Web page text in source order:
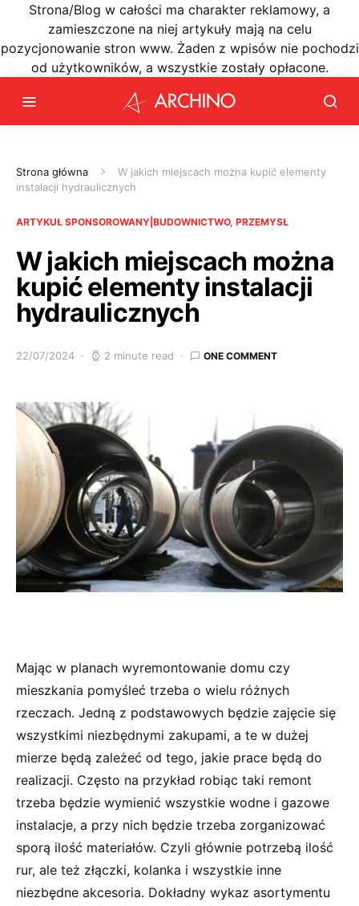
Strona/Blog w całości ma charakter reklamowy, a
zamieszczone na niej artykuły mają na celu
pozycjonowanie stron www. Żaden z wpisów nie pochodzi
od użytkowników, a wszystkie zostały opłacone.
Strona główna
W jakich miejscach można kupić elementy
instalacji hydraulicznych
ARTYKUŁ SPONSOROWANY|BUDOWNICTWO, PRZEMYSŁ
W jakich miejscach można
kupić elementy instalacji
hydraulicznych
22/07/2024 2 minute read ONE COMMENT
Mając w planach wyremontowanie domu czy
mieszkania pomyśleć trzeba o wielu różnych
rzeczach. Jedną z podstawowych będzie zajęcie się
wszystkimi niezbędnymi zakupami, a te w dużej
mierze będą zależeć od tego, jakie prace będą do
realizacji. Często na przykład robiąc taki remont
trzeba będzie wymienić wszystkie wodne i gazowe
instalacje, a przy nich będzie trzeba zorganizować
sporą ilość materiałów. Czyli głównie potrzebą ilość
rur, ale też złączki, kolanka i wszystkie inne
niezbędne akcesoria. Dokładny wykaz asortymentu